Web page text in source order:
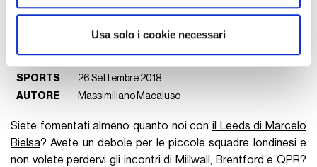
analizzare il nostro traffico. Condividiamo inoltre
informazioni sul modo in cui utilizza il nostro sito con i
nostri partner che si occupano di analisi dei dati web,
pubblicità e social media, i quali potrebbero combinarle
con altre informazioni che ha fornito loro o che hanno
raccolto dal suo utilizzo dei loro servizi.
Usa solo i cookie necessari
SPORTS
26 Settembre 2018
AUTORE
Massimiliano Macaluso
Siete fomentati almeno quanto noi con il Leeds di Marcelo
Bielsa? Avete un debole per le piccole squadre londinesi e
non volete perdervi gli incontri di Millwall, Brentford e QPR?